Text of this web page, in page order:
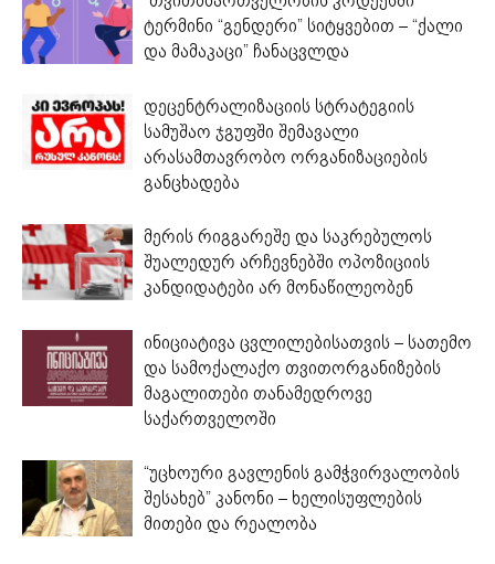
ტერმინი “გენდერი” სიტყვებით – “ქალი
და მამაკაცი” ჩანაცვლდა
დეცენტრალიზაციის სტრატეგიის
სამუშაო ჯგუფში შემავალი
არასამთავრობო ორგანიზაციების
განცხადება
მერის რიგგარეშე და საკრებულოს
შუალედურ არჩევნებში ოპოზიციის
კანდიდატები არ მონაწილეობენ
ინიციატივა ცვლილებისათვის – სათემო
და სამოქალაქო თვითორგანიზების
მაგალითები თანამედროვე
საქართველოში
“უცხოური გავლენის გამჭვირვალობის
შესახებ” კანონი – ხელისუფლების
მითები და რეალობა